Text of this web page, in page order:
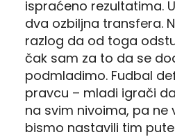
ispraćeno rezultatima.
dva ozbiljna transfera.
razlog da od toga
čak sam za to da se
podmladimo. Fudbal
pravcu – mladi igrači
na svim nivoima, pa ne
bismo nastavili tim